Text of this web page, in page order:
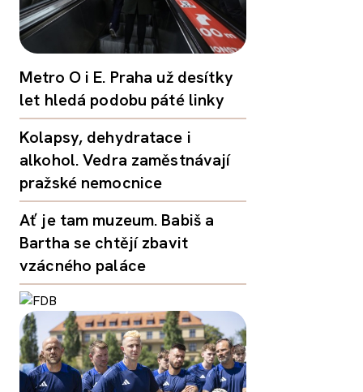
Metro O i E. Praha už desítky
let hledá podobu páté linky
Kolapsy, dehydratace i
alkohol. Vedra zaměstnávají
pražské nemocnice
Ať je tam muzeum. Babiš a
Bartha se chtějí zbavit
vzácného paláce